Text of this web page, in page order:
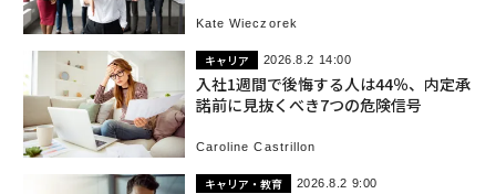
Kate Wieczorek
キャリア 2026.8.2 14:00
入社1週間で後悔する人は44％、内定承
諾前に見抜くべき7つの危険信号
Caroline Castrillon
キャリア・教育 2026.8.2 9:00